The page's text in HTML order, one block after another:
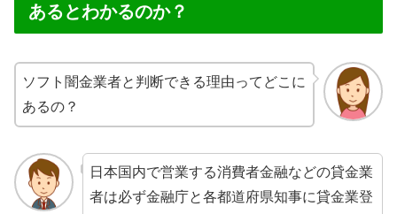
あるとわかるのか？
ソフト闇金業者と判断できる理由ってどこに
あるの？
日本国内で営業する消費者金融などの貸金業
者は必ず金融庁と各都道府県知事に貸金業登